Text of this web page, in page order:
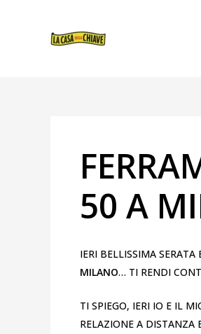
CONTENUTO
50 A
IERI BELLISSIMA
MILANO… TI RENDI
TI SPIEGO, IERI IO E IL
RELAZIONE A DISTANZA